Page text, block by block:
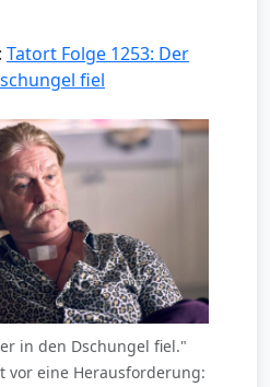
Tatort Folge 1253: Der
fiel
in den Dschungel fiel."
vor eine Herausforderung: